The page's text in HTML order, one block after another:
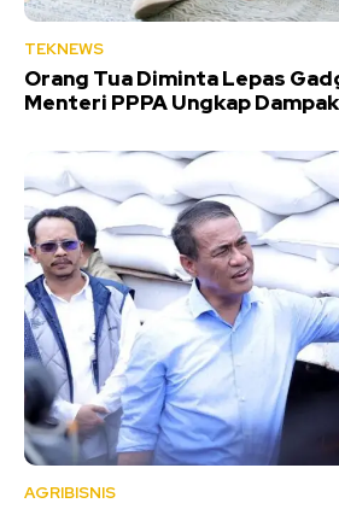
TEKNEWS
Orang Tua Diminta Lepas
Menteri PPPA Ungkap
AGRIBISNIS